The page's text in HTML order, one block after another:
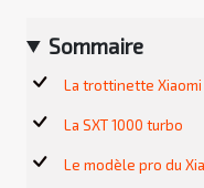
Sommaire
La trottinette Xiaomi
La SXT 1000 turbo
Le modèle pro du